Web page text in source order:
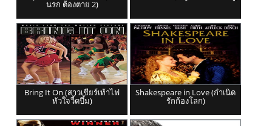
นรก ต้องตาย 2)
Bring It On (สาวเชียร์เท้าไฟ
หัวใจวี้ดบึ้ม)
Shakespeare in Love (กำเนิด
รักก้องโลก)